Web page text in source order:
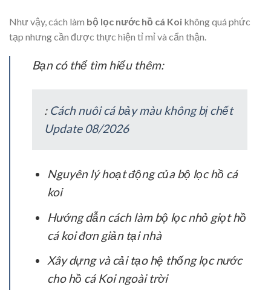
Như vậy, cách làm bộ lọc nước hồ cá Koi không quá phức
tạp nhưng cần được thực hiện tỉ mỉ và cẩn thận.
Bạn có thể tìm hiểu thêm:
: Cách nuôi cá bảy màu không bị chết
Update 08/2026
Nguyên lý hoạt động của bộ lọc hồ cá
koi
Hướng dẫn cách làm bộ lọc nhỏ giọt hồ
cá koi đơn giản tại nhà
Xây dựng và cải tạo hệ thống lọc nước
cho hồ cá Koi ngoài trời